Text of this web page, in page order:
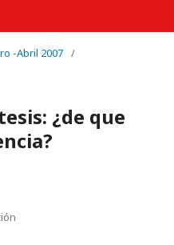
-Abril 2007 /
¿de que